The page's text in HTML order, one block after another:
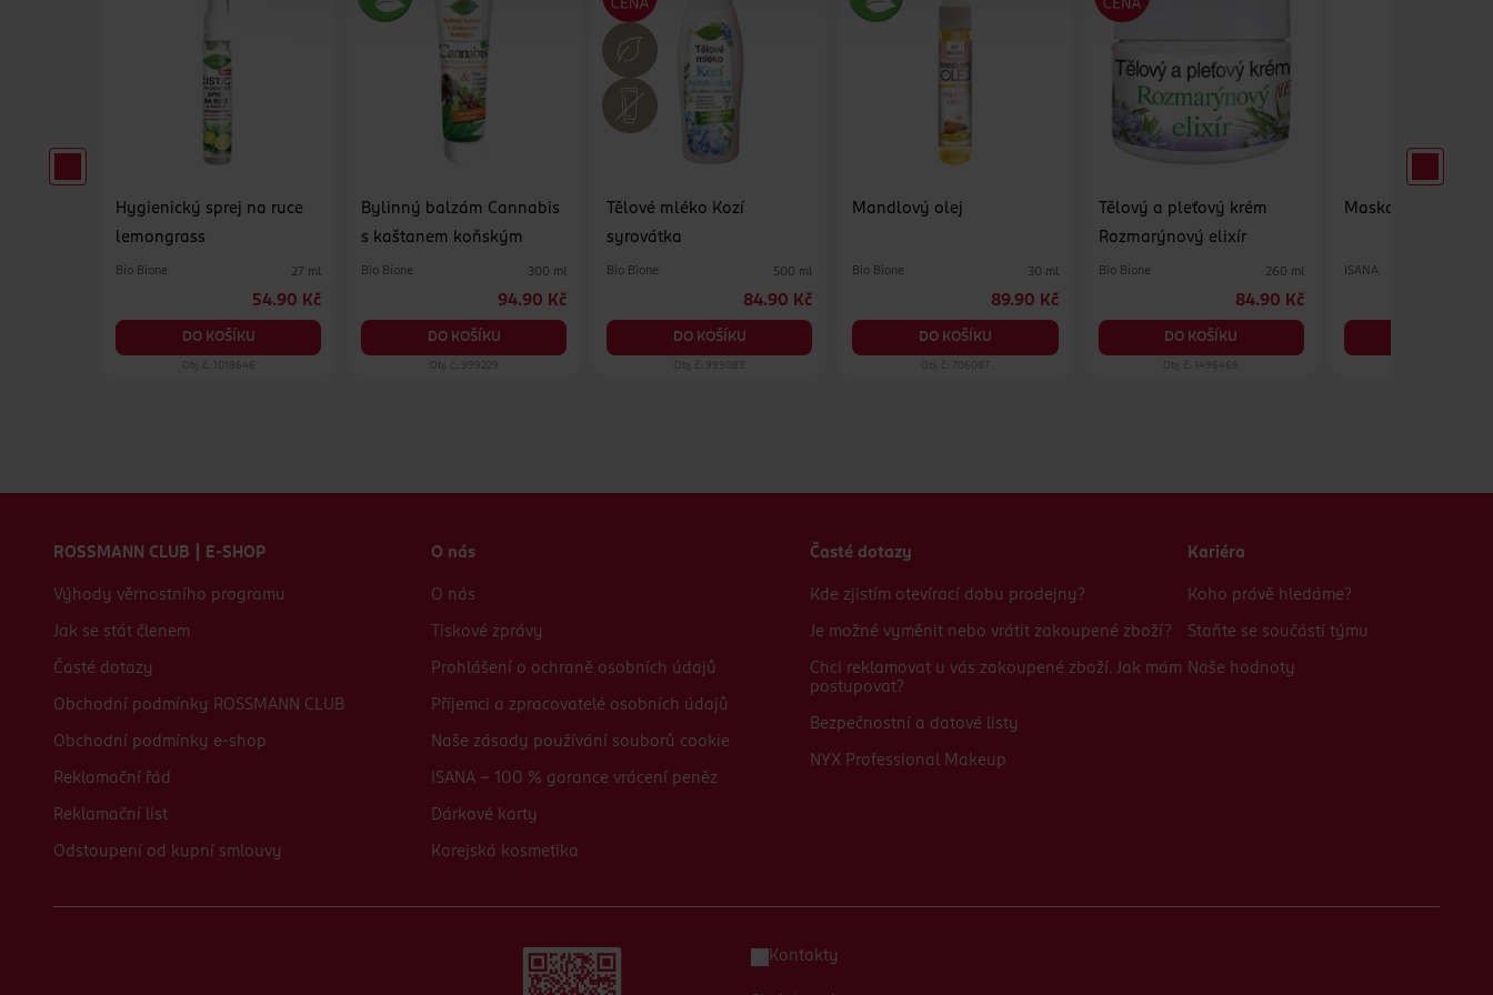
Hygienický sprej na ruce
lemongrass
Bio Bione 27 ml
54.90 Kč
DO KOŠÍKU
Obj. č.: 1018646
Bylinný balzám Cannabis
s kaštanem koňským
Bio Bione 300 ml
94.90 Kč
DO KOŠÍKU
Obj. č.: 999229
Tělové mléko Kozí
syrovátka
Bio Bione 500 ml
84.90 Kč
DO KOŠÍKU
Obj. č.: 999083
Mandlový olej
Bio Bione 30 ml
89.90 Kč
DO KOŠÍKU
Obj. č.: 706087
Tělový a pleťový krém
Rozmarýnový elixír
Bio Bione 260 ml
84.90 Kč
DO KOŠÍKU
Obj. č.: 1496468
Maska na ruce
ISANA
ROSSMANN CLUB | E-SHOP
Výhody věrnostního programu
Jak se stát členem
Časté dotazy
Obchodní podmínky ROSSMANN CLUB
Obchodní podmínky e-shop
Reklamační řád
Reklamační list
Odstoupení od kupní smlouvy
O nás
O nás
Tiskové zprávy
Prohlášení o ochraně osobních údajů
Příjemci a zpracovatelé osobních údajů
Naše zásady používání souborů cookie
ISANA - 100 % garance vrácení peněz
Dárkové karty
Korejská kosmetika
Časté dotazy
Kde zjistím otevírací dobu prodejny?
Je možné vyměnit nebo vrátit zakoupené zboží?
Chci reklamovat u vás zakoupené zboží. Jak mám
postupovat?
Bezpečnostní a datové listy
NYX Professional Makeup
Kariéra
Koho právě hledáme?
Staňte se součástí týmu
Naše hodnoty
Kontakty